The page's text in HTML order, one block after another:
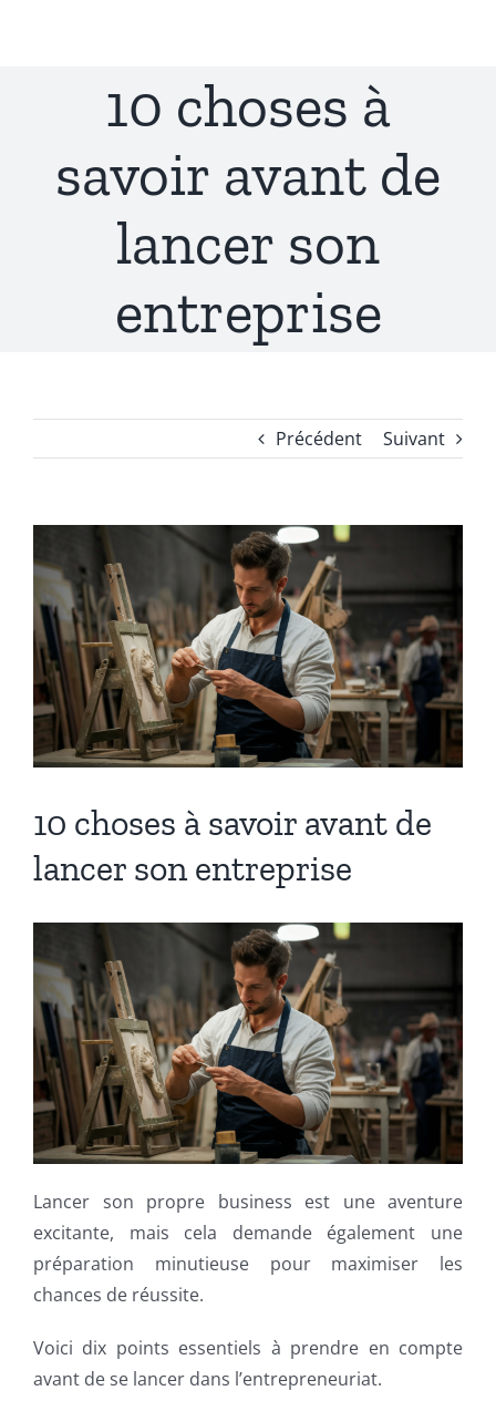
10 choses à
savoir avant de
lancer son
entreprise
Précédent Suivant
l'image
agrandie
10 choses à savoir avant de
lancer son entreprise
Lancer son propre business est une aventure
excitante, mais cela demande également une
préparation minutieuse pour maximiser les
chances de réussite.
Voici dix points essentiels à prendre en compte
avant de se lancer dans l’entrepreneuriat.